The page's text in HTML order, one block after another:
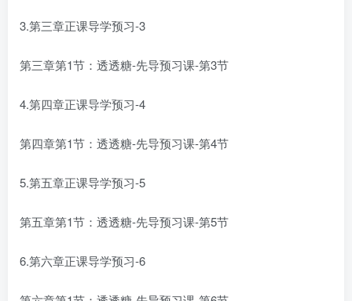
3.第三章正课导学预习-3
第三章第1节：透透糖-先导预习课-第3节
4.第四章正课导学预习-4
第四章第1节：透透糖-先导预习课-第4节
5.第五章正课导学预习-5
第五章第1节：透透糖-先导预习课-第5节
6.第六章正课导学预习-6